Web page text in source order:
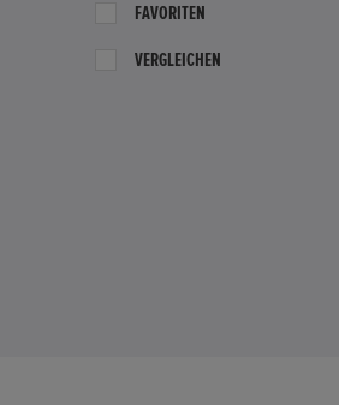
FAVORITEN
VERGLEICHEN